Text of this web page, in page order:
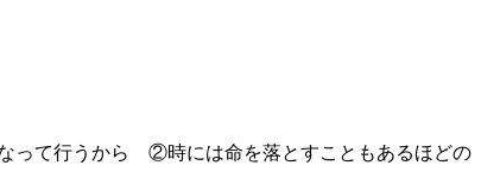
って行うから ②時には命を落とすこともあるほどの